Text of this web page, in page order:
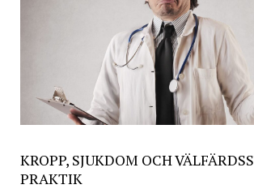
KROPP, SJUKDOM OCH
PRAKTIK